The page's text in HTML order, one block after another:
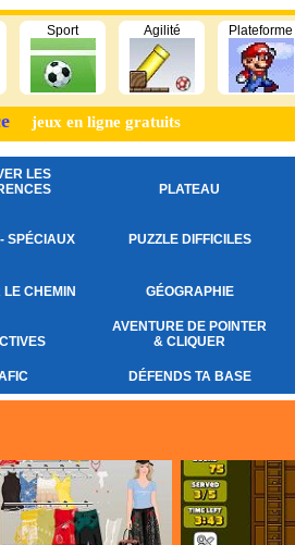
Sport Agilité Plateforme
jeux en ligne gratuits
LES
PLATEAU
SPÉCIAUX PUZZLE DIFFICILES
LE CHEMIN GÉOGRAPHIE
AVENTURE DE POINTER
& CLIQUER
DÉFENDS TA BASE